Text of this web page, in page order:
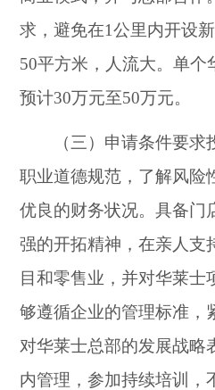
求，避免在1公里内开设
50平方米，人流大。单个
预计30万元至50万元。
（三）申请条件要求
职业道德规范，了解风险
优良的财务状况。具备门
强的开拓精神，在亲人支
目和零售业，并对华莱士
够遵循企业的管理标准，
对华莱士总部的发展战略
内管理，参加持续培训，